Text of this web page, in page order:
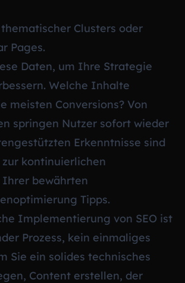
Clusters oder
Pages.
Daten, um Ihre Strategie
Welche Inhalte
meisten Conversions? Von
springen Nutzer sofort wieder
Erkenntnisse sind
zur kontinuierlichen
bewährten
Tipps.
Implementierung von SEO ist
Prozess, kein einmaliges
Sie ein solides technisches
Content erstellen, der